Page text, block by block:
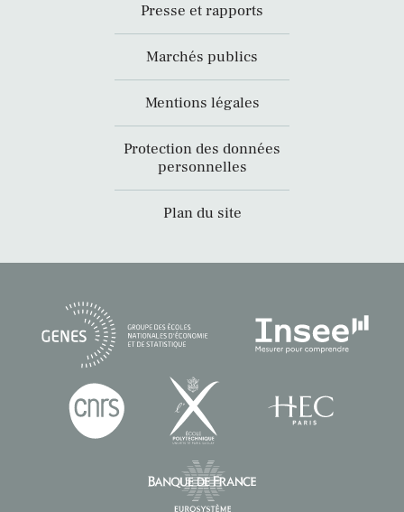
Presse et rapports
Marchés publics
Mentions légales
Protection des données
personnelles
Plan du site